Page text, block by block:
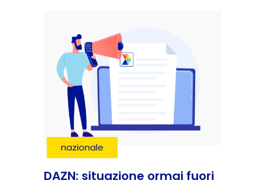
nazionale
DAZN: situazione ormai fuori